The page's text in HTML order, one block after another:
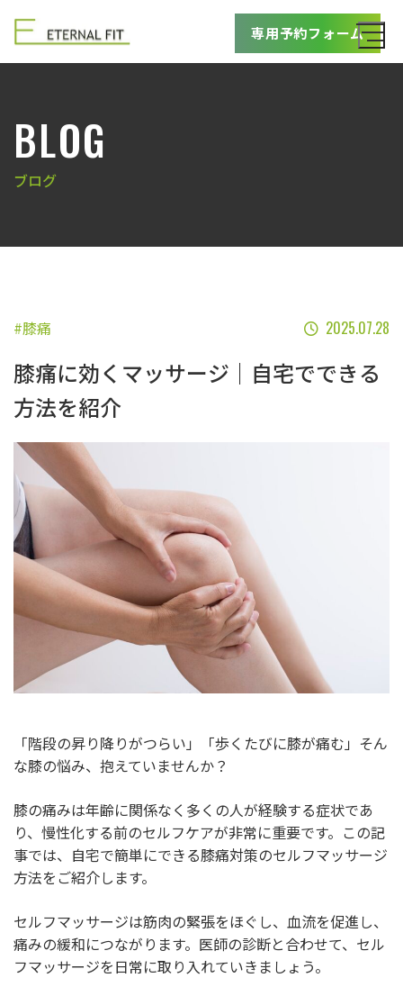
専用予約フォーム
BLOG
ブログ
#膝痛 2025.07.28
膝痛に効くマッサージ｜自宅でできる
方法を紹介
「階段の昇り降りがつらい」「歩くたびに膝が痛む」そん
な膝の悩み、抱えていませんか？
膝の痛みは年齢に関係なく多くの人が経験する症状であ
り、慢性化する前のセルフケアが非常に重要です。この記
事では、自宅で簡単にできる膝痛対策のセルフマッサージ
方法をご紹介します。
セルフマッサージは筋肉の緊張をほぐし、血流を促進し、
痛みの緩和につながります。医師の診断と合わせて、セル
フマッサージを日常に取り入れていきましょう。